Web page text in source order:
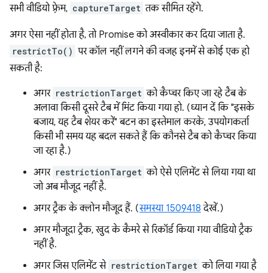
सभी वीडियो फ़्रेम, captureTarget तक सीमित रहेंगे.
अगर ऐसा नहीं होता है, तो Promise को अस्वीकार कर दिया जाता है.
restrictTo() पर कॉल नहीं लगने की वजह इनमें से कोई एक हो
सकती है:
अगर restrictionTarget को कैप्चर किए जा रहे टैब के
अलावा किसी दूसरे टैब में मिंट किया गया हो. (ध्यान दें कि "इसके
बजाय, यह टैब शेयर करें" बटन का इस्तेमाल करके, उपयोगकर्ता
किसी भी समय यह बदल सकते हैं कि कौनसे टैब को कैप्चर किया
जा रहा है.)
अगर restrictionTarget को ऐसे एलिमेंट से लिया गया था
जो अब मौजूद नहीं है.
अगर ट्रैक के क्लोन मौजूद हैं. (समस्या 1509418 देखें.)
अगर मौजूदा ट्रैक, खुद के कैमरे से रिकॉर्ड किया गया वीडियो ट्रैक
नहीं है.
अगर जिस एलिमेंट से restrictionTarget को लिया गया है